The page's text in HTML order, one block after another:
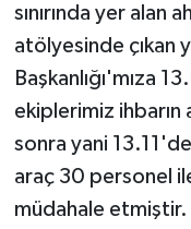
sınırında yer alan
atölyesinde çıkan
Başkanlığı'mıza
ekiplerimiz ihbarın
sonra yani
araç 30 personel
müdahale etmiştir.